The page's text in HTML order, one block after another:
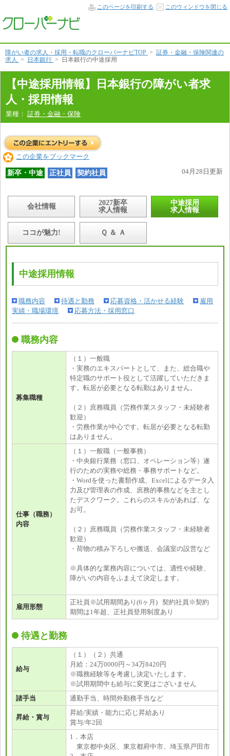
採
用
報
本
文
このページを印刷する このウィンドウを閉じる
障がい者の求人・採用・転職のクローバーナビTOP > 証券・金融・保険関連の
求人 > 日本銀行 > 日本銀行の中途採用
【中途採用情報】日本銀行の障がい者求
人・採用情報
業種： 証券・金融・保険
この企業をブックマーク
新卒・中途 正社員 契約社員 04月28日更新
会社情報
2027新卒
求人情報
中途採用
求人情報
ココが魅力! Ｑ ＆ Ａ
中途採用情報
職務内容 待遇と勤務 応募資格・活かせる経験
雇用
実績・職場環境
応募方法・採用窓口
職務内容
募集職種
（１）一般職
・実務のエキスパートとして、また、総合職や
特定職のサポート役として活躍していただきま
す。転居が必要となる転勤はありません。
（２）庶務職員（労務作業スタッフ・未経験者
歓迎）
・労務作業が中心です。転居が必要となる転勤
はありません。
仕事（職務）
内容
（１）一般職（一般事務）
・中央銀行業務（窓口、オペレーション等）遂
行のための実務や総務・事務サポートなど。
・Wordを使った書類作成、Excelによるデータ入
力及び管理表の作成、庶務的事務などを主とし
たデスクワーク。これらのスキルがあれば、な
お可。
（２）庶務職員（労務作業スタッフ・未経験者
歓迎）
・荷物の積み下ろしや搬送、会議室の設営など
※具体的な業務内容については、適性や経験、
障がいの内容をふまえて決定します。
雇用形態
正社員※試用期間あり(6ヶ月) 契約社員※契約
期間は1年超、正社員登用制度あり
待遇と勤務
給与
（１）（２）共通
月給：24万0000円～34万8420円
※職務経験等を考慮し決定いたします。
※試用期間中も給与に変更はございません
諸手当
通勤手当、時間外勤務手当など
昇給・賞与
昇給/実績・能力に応じ昇給あり
賞与/年2回
1．本店
東京都中央区、東京都府中市、埼玉県戸田市